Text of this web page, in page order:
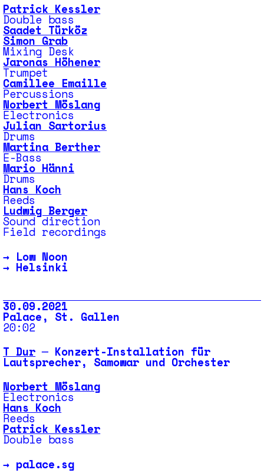
Patrick Kessler
Double bass
Saadet Türköz
Simon Grab
Mixing Desk
Jaronas Höhener
Trumpet
Camillee Emaille
Percussions
Norbert Möslang
Electronics
Julian Sartorius
Drums
Martina Berther
E-Bass
Mario Hänni
Drums
Hans Koch
Reeds
Ludwig Berger
Sound direction
Field recordings
→ Low Noon
→ Helsinki
30.09.2021
Palace, St. Gallen
20:02
T Dur ─ Konzert-Installation für
Lautsprecher, Samowar und Orchester
Norbert Möslang
Electronics
Hans Koch
Reeds
Patrick Kessler
Double bass
→ palace.sg